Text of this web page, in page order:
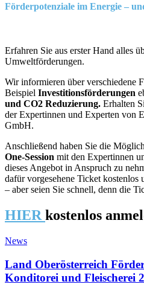
Förderpotenziale im Energie –
Erfahren Sie aus erster Hand alles
Umweltförderungen.
Wir informieren über verschiedene
Beispiel Investitionsförderungen
und CO2 Reduzierung. Erhalten
der Expertinnen und Experten von
GmbH.
Anschließend haben Sie die
One-Session mit den Expertinnen
dieses Angebot in Anspruch zu
dafür vorgesehene Ticket
– aber seien Sie schnell, denn die
HIER kostenlos
News
Land Oberösterreich
Konditorei und Fleischerei